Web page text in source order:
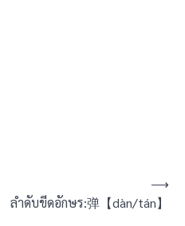
ลำดับขีดอักษร:弹【dàn/tán】
⟶